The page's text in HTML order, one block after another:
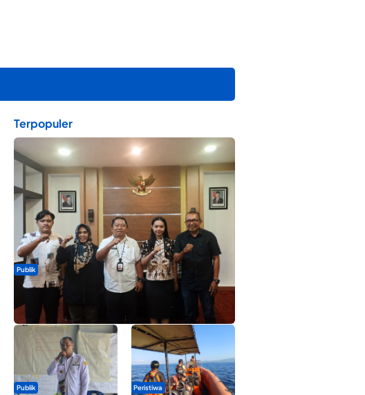
Terpopuler
Publik
Dua Talenta Muda Ternate Wakili Maluku Utara di
Gita Bahana Nusantara 2026
Publik Peristiwa